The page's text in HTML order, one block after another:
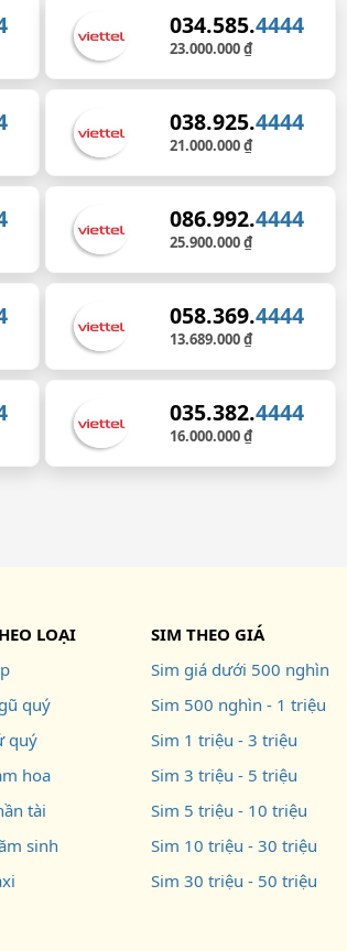
034.585.4444
23.000.000 ₫
038.925.4444
21.000.000 ₫
086.992.4444
25.900.000 ₫
058.369.4444
13.689.000 ₫
035.382.4444
16.000.000 ₫
LOẠI
quý
quý
hoa
tài
sinh
SIM THEO GIÁ
Sim giá dưới 500 nghìn
Sim 500 nghìn - 1 triệu
Sim 1 triệu - 3 triệu
Sim 3 triệu - 5 triệu
Sim 5 triệu - 10 triệu
Sim 10 triệu - 30 triệu
Sim 30 triệu - 50 triệu